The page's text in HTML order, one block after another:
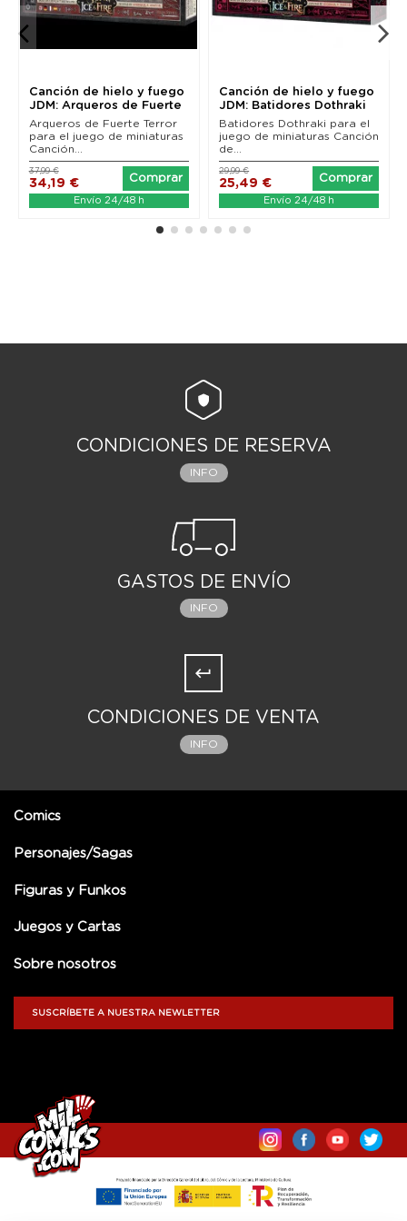
Canción de hielo y fuego
JDM: Arqueros de Fuerte
Terror
Arqueros de Fuerte Terror
para el juego de miniaturas
Canción...
34,19 €
37,99 €
Comprar
Envío 24/48 h
Canción de hielo y fuego
JDM: Batidores Dothraki
Batidores Dothraki para el
juego de miniaturas Canción
de...
25,49 €
29,99 €
Comprar
Envío 24/48 h
CONDICIONES DE RESERVA
INFO
GASTOS DE ENVÍO
INFO
CONDICIONES DE VENTA
INFO
Comics
Personajes/Sagas
Figuras y Funkos
Juegos y Cartas
Sobre nosotros
SUSCRÍBETE A NUESTRA NEWLETTER